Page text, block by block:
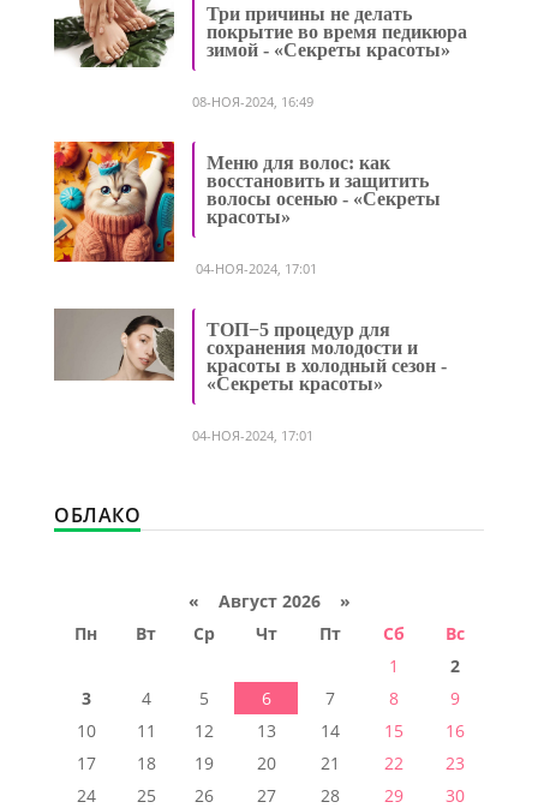
Три причины не делать
покрытие во время педикюра
зимой - «Секреты красоты»
08-НОЯ-2024, 16:49
Меню для волос: как
восстановить и защитить
волосы осенью - «Секреты
красоты»
04-НОЯ-2024, 17:01
ТОП−5 процедур для
сохранения молодости и
красоты в холодный сезон -
«Секреты красоты»
04-НОЯ-2024, 17:01
ОБЛАКО
« Август 2026 »
Пн
Вт Ср Чт Пт Сб
Вс
1
2
3
4 5 6 7 8
9
10
11 12 13 14 15
16
17
18 19 20 21 22
23
24
25 26 27 28 29
30